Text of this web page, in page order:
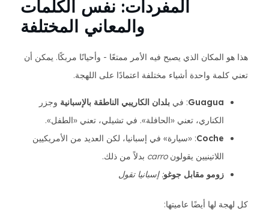
المفردات: نفس الكلمات
والمعاني المختلفة
هذا هو المكان الذي يصبح فيه الأمر ممتعًا - وأحيانًا مربكًا. يمكن أن
تعني كلمة واحدة أشياء مختلفة اعتمادًا على اللهجة.
Guagua: في بلدان الكاريبي الناطقة بالإسبانية وجزر
الكناري، تعني «الحافلة». في تشيلي، تعني «الطفل».
Coche: «سيارة» في إسبانيا، لكن العديد من الأمريكيين
اللاتينيين يقولون carro بدلاً من ذلك.
زومو مقابل جوغو: إسبانيا تقول
كل لهجة لها أيضًا عاميتها: